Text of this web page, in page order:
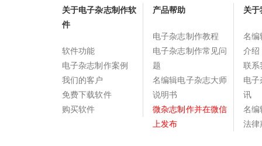
关于电子杂志制作软
件
软件功能
电子杂志制作案例
我们的客户
免费下载软件
购买软件
产品帮助
电子杂志制作教程
电子杂志制作常见问
题
名编辑电子杂志大师
说明书
微杂志制作并在微信
上发布
关于
名编
介绍
联系
电子
讯
名编
法律